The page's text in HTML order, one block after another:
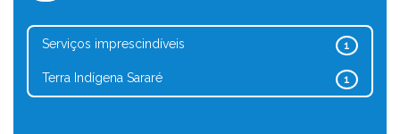
1
Serviços imprescindíveis
1
Terra Indígena Sararé